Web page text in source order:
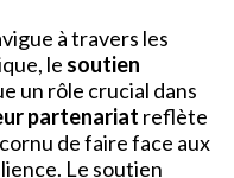
à travers les
le soutien
un rôle crucial dans
partenariat reflète
de faire face aux
Le soutien